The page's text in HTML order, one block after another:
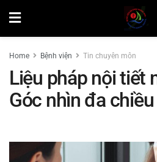
Home Bệnh viện Tin chuyên môn
Liệu pháp nội tiết
Góc nhìn đa chiều